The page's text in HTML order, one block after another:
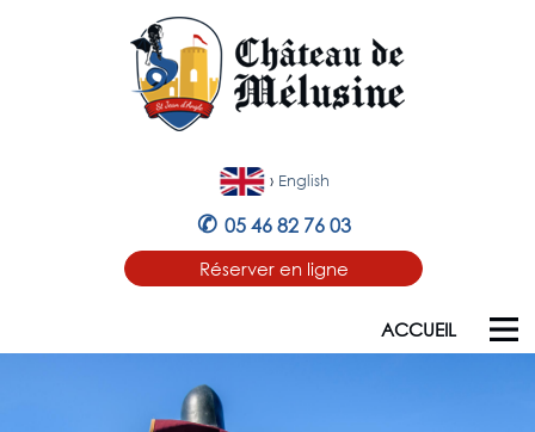
› English
✆ 05 46 82 76 03
Réserver en ligne
ACCUEIL